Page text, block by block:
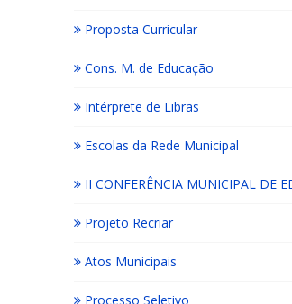
Proposta Curricular
Cons. M. de Educação
Intérprete de Libras
Escolas da Rede Municipal
II CONFERÊNCIA MUNICIPAL DE
Projeto Recriar
Atos Municipais
Processo Seletivo